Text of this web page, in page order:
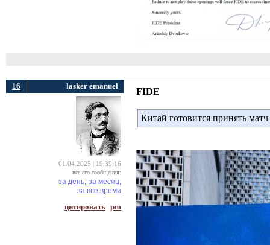
16 lasker emanuel
01.04.2025 | 19:39:16
все его сообщения:
за день, за месяц,
за все время
цитировать pm
FIDE
Китай готовится принять